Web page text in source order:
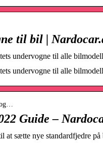
til bil |
undervogne til alle
undervogne til alle
Guide –
at sætte nye standardfjedre